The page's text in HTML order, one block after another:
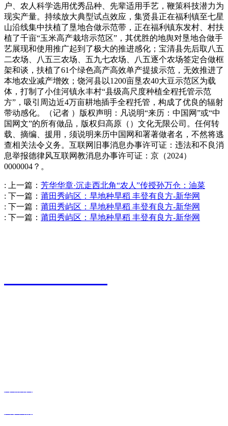
户、农人科学选用优秀品种、先辈适用手艺，鞭策科技潜力为
现实产量。持续放大典型试点效应，集贤县正在福利镇至七星
山沿线集中扶植了垦地合做示范带，正在福利镇东发村、村扶
植了千亩“玉米高产栽培示范区”，其优胜的地舆对垦地合做手
艺展现和使用推广起到了极大的推进感化；宝清县先后取八五
二农场、八五三农场、五九七农场、八五逐个农场签定合做框
架和谈，扶植了61个绿色高产高效单产提拔示范，无效推进了
本地农业减产增效；饶河县以1200亩垦农40大豆示范区为载
体，打制了小佳河镇永丰村“县级高尺度种植全程托管示范
方”，吸引周边近4万亩耕地插手全程托管，构成了优良的辐射
带动感化。（记者 ）版权声明：凡说明“来历：中国网”或“中
国网文”的所有做品，版权归高原（）文化无限公司。任何转
载、摘编、援用，须说明来历中国网和署著做者名，不然将逃
查相关法令义务。互联网旧事消息办事许可证：违法和不良消
息举报德律风互联网教消息办事许可证：京（2024）
0000004？。
: 上一篇： 芳华华章·沉走西北角“农人”传授孙万仓：油菜
: 下一篇： 莆田秀屿区：旱地种旱稻 丰登有良方-新华网
: 下一篇： 莆田秀屿区：旱地种旱稻 丰登有良方-新华网
: 下一篇： 莆田秀屿区：旱地种旱稻 丰登有良方-新华网